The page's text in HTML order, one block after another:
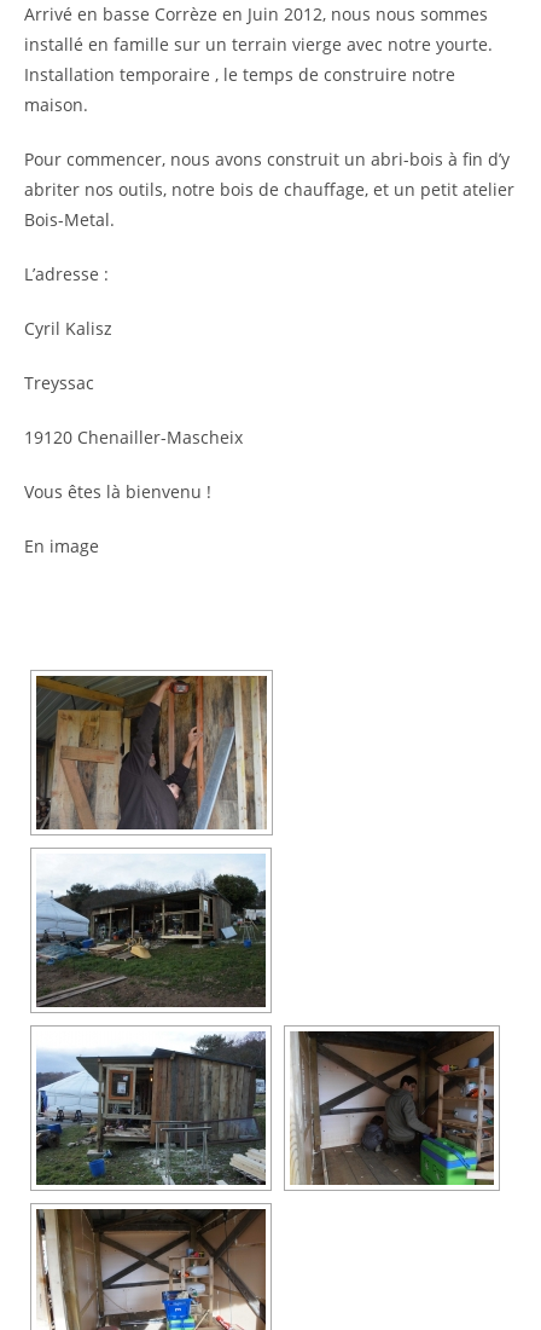
Arrivé en basse Corrèze en Juin 2012, nous nous sommes
installé en famille sur un terrain vierge avec notre yourte.
Installation temporaire , le temps de construire notre
maison.
Pour commencer, nous avons construit un abri-bois à fin d’y
abriter nos outils, notre bois de chauffage, et un petit atelier
Bois-Metal.
L’adresse :
Cyril Kalisz
Treyssac
19120 Chenailler-Mascheix
Vous êtes là bienvenu !
En image